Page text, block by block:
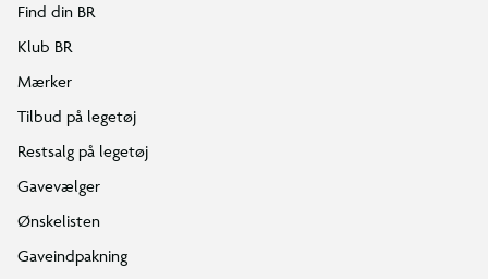
Find din BR
Klub BR
Mærker
Tilbud på legetøj
Restsalg på legetøj
Gavevælger
Ønskelisten
Gaveindpakning